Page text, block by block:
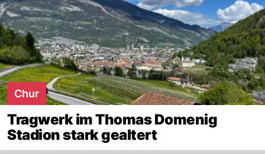
Chur
Tragwerk im Thomas Domenig
Stadion stark gealtert